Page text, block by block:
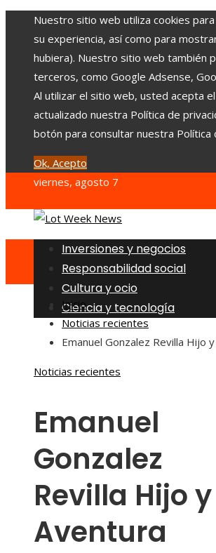
Nuestro sitio web utiliza cookies
su experiencia, así como para
hubiera). Nuestro sitio web también
terceros, como Google Adsense,
Al utilizar el sitio web, usted acepta
actualizado nuestra Política de
botón para consultar nuestra Política
Ok, Acepto
viernes, agosto 7
Inversiones y negocios
Responsabilidad social
Cultura y ocio
Ciencia y tecnología
Inicio
Noticias recientes
Emanuel Gonzalez Revilla Hijo
Noticias recientes
Emanuel
Gonzalez
Revilla Hijo y
Aventura